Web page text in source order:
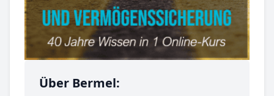
Über Bermel: